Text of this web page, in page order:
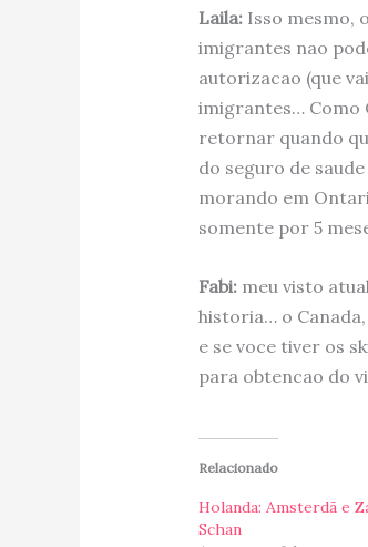
Laila:Isso mesmo,
imigrantes nao
autorizacao (que
imigrantes… Como
retornar quando
do seguro de
morando em
somente por 5
Fabi:meu visto
historia… o
e se voce tiver os
para obtencao do
Relacionado
Holanda: Amsterdã e
Schan